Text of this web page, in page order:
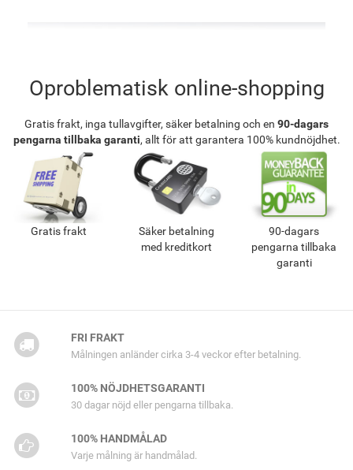
Oproblematisk online-shopping
Gratis frakt, inga tullavgifter, säker betalning och en 90-dagars
pengarna tillbaka garanti, allt för att garantera 100% kundnöjdhet.
Gratis frakt
Säker betalning
med kreditkort
90-dagars
pengarna tillbaka
garanti
FRI FRAKT
Målningen anländer cirka 3-4 veckor efter betalning.
100% NÖJDHETSGARANTI
30 dagar nöjd eller pengarna tillbaka.
100% HANDMÅLAD
Varje målning är handmålad.